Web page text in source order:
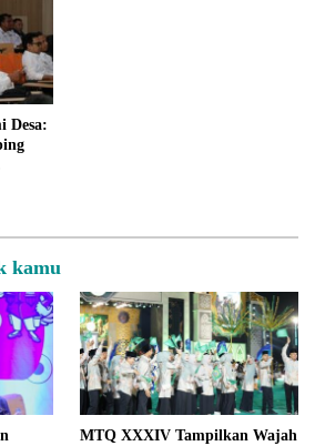
Desa:
kamu
MTQ XXXIV Tampilkan Wajah